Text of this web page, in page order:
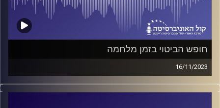
חופש הביטוי בזמן מלחמה
16/11/2023
פודקאסט המכון לחירות ואחריות באוניברסיטת רייכמן.